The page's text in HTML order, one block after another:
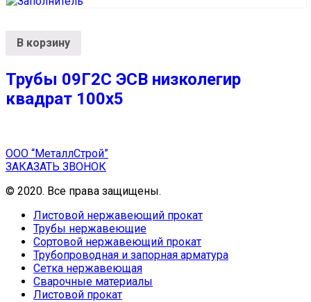
В корзину
Трубы 09Г2С ЭСВ низколегир
квадрат 100х5
ООО “МеталлСтрой”
ЗАКАЗАТЬ ЗВОНОК
© 2020. Все права защищены.
Листовой нержавеющий прокат
Трубы нержавеющие
Сортовой нержавеющий прокат
Трубопроводная и запорная арматура
Сетка нержавеющая
Сварочные материалы
Листовой прокат